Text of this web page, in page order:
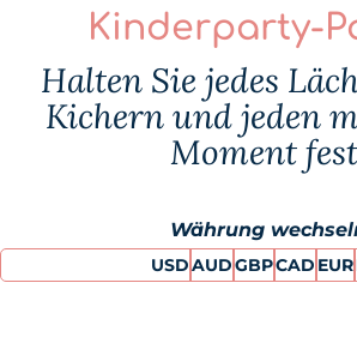
Kinderparty-
Halten Sie jedes
Kichern und jeden
Moment
Währung
USDAUDGBPCAD EUR